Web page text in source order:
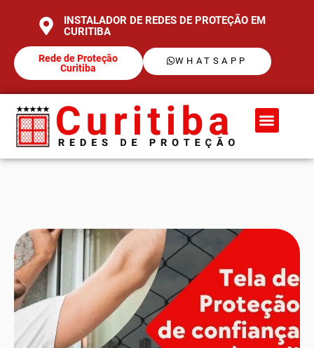
INSTALADOR DE REDES DE PROTEÇÃO EM
CURITIBA
Rede de Proteção
Curitiba
WHATSAPP